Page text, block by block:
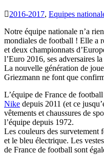
2016-2017, Equipes
Notre équipe nationale n’a
mondiales de football ! Elle a
et deux championnats
l’Euro 2016, ses adversaires
La nouvelle génération de
Griezmann ne font que
L’équipe de France de
Nike depuis 2011 (et ce
vêtements et chaussures de
l’équipe depuis 1972.
Les couleurs des survetement
et le bleu électrique. Les
de France de football sont